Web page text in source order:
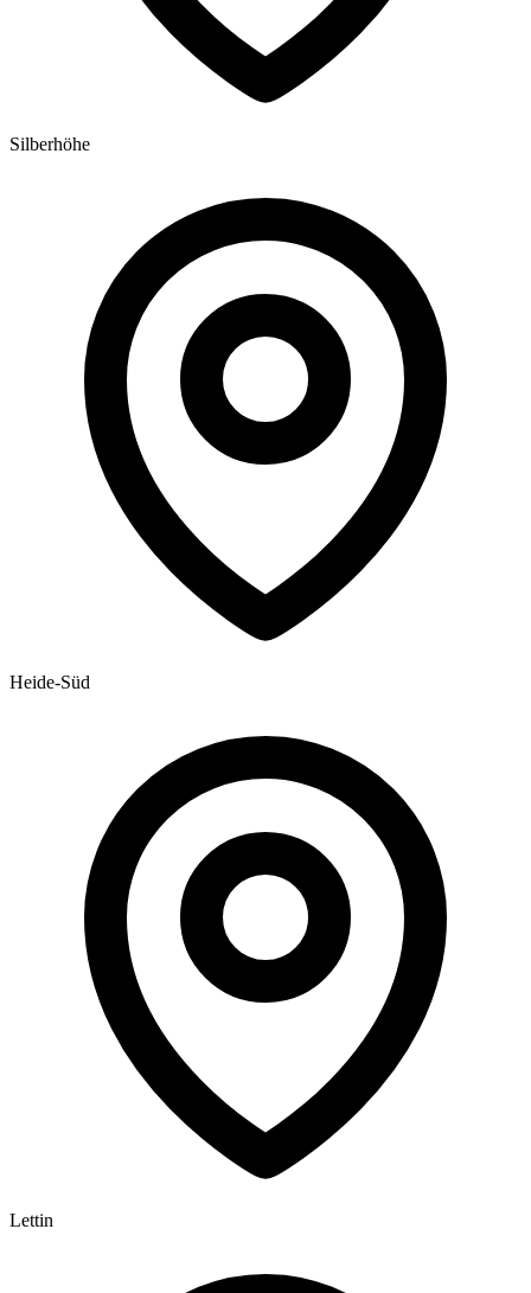
Silberhöhe
Heide-Süd
Lettin